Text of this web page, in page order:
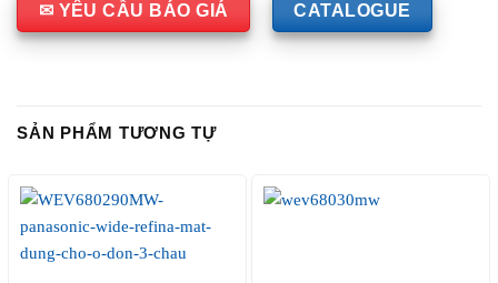
✉ YÊU CẦU BÁO GIÁ CATALOGUE
SẢN PHẨM TƯƠNG TỰ